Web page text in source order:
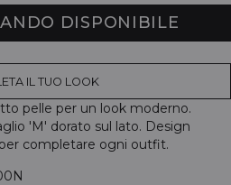
DISPONIBILE
IL TUO LOOK
pelle per un look moderno.
'M' dorato sul lato. Design
completare ogni outfit.